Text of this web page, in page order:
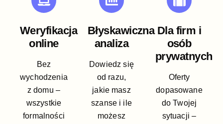
Weryfikacja
online
Bez
wychodzenia
z domu –
wszystkie
formalności
Błyskawiczna
analiza
Dowiedz się
od razu,
jakie masz
szanse i ile
możesz
Dla firm i
osób
prywatnych
Oferty
dopasowane
do Twojej
sytuacji –